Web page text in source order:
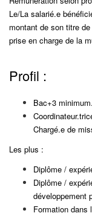
Le/La salarié.e
montant de son titre de
prise en charge de la
Profil :
Bac+3 minimum.
Chargé.e de
Les plus :
Diplôme /
Diplôme /
développement
Formation dans